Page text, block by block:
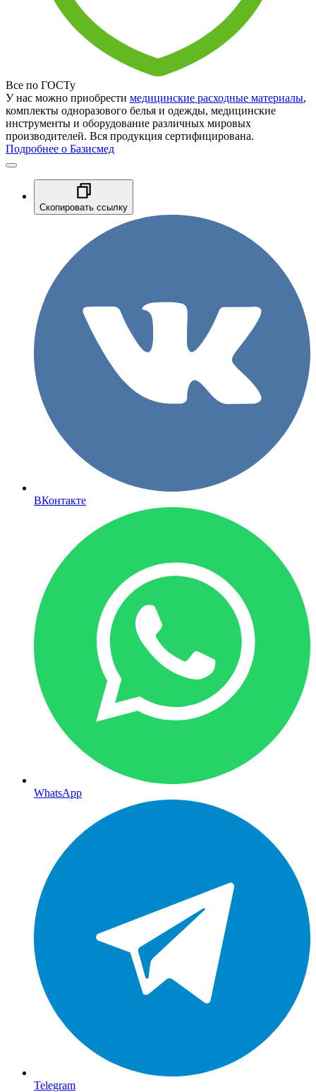
Все по ГОСТу
У нас можно приобрести медицинские расходные материалы,
комплекты одноразового белья и одежды, медицинские
инструменты и оборудование различных мировых
производителей. Вся продукция сертифицирована.
Подробнее о Базисмед
Скопировать ссылку
ВКонтакте
WhatsApp
Telegram